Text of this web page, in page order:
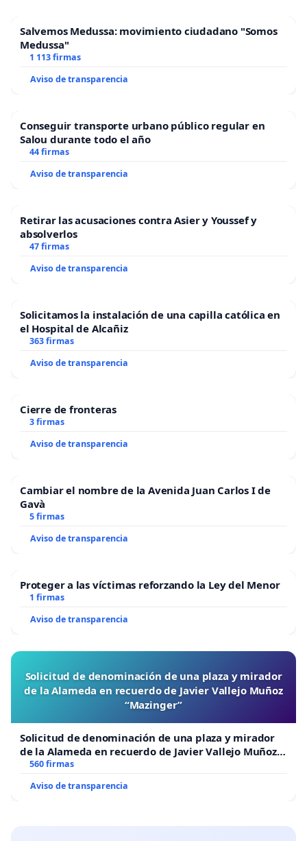
Salvemos Medussa: movimiento ciudadano "Somos
Medussa"
1 113 firmas
Aviso de transparencia
Conseguir transporte urbano público regular en
Salou durante todo el año
44 firmas
Aviso de transparencia
Retirar las acusaciones contra Asier y Youssef y
absolverlos
47 firmas
Aviso de transparencia
Solicitamos la instalación de una capilla católica en
el Hospital de Alcañiz
363 firmas
Aviso de transparencia
Cierre de fronteras
3 firmas
Aviso de transparencia
Cambiar el nombre de la Avenida Juan Carlos I de
Gavà
5 firmas
Aviso de transparencia
Proteger a las víctimas reforzando la Ley del Menor
1 firmas
Aviso de transparencia
Solicitud de denominación de una plaza y mirador
de la Alameda en recuerdo de Javier Vallejo Muñoz
“Mazinger”
Solicitud de denominación de una plaza y mirador
de la Alameda en recuerdo de Javier Vallejo Muñoz
“Mazinger”
560 firmas
Aviso de transparencia